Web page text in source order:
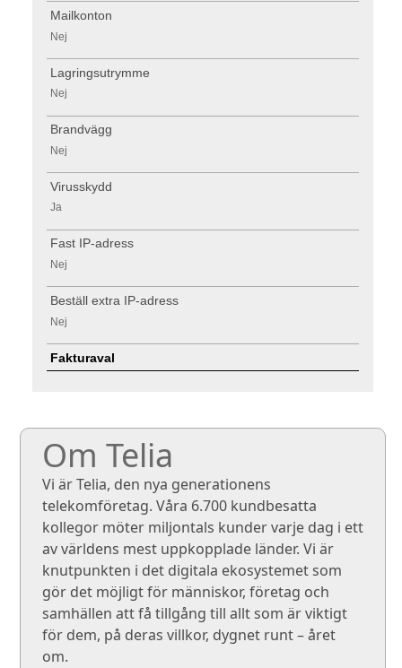
Mailkonton
Nej
Lagringsutrymme
Nej
Brandvägg
Nej
Virusskydd
Ja
Fast IP-adress
Nej
Beställ extra IP-adress
Nej
Fakturaval
Om Telia
Vi är Telia, den nya generationens
telekomföretag. Våra 6.700 kundbesatta
kollegor möter miljontals kunder varje dag i ett
av världens mest uppkopplade länder. Vi är
knutpunkten i det digitala ekosystemet som
gör det möjligt för människor, företag och
samhällen att få tillgång till allt som är viktigt
för dem, på deras villkor, dygnet runt – året
om.